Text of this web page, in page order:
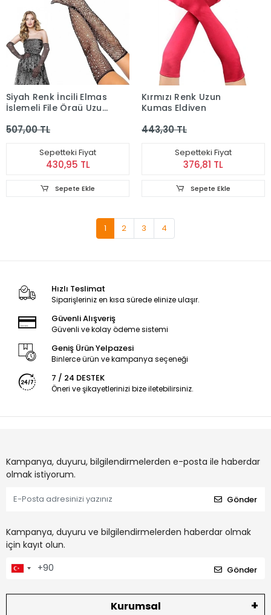
Siyah Renk İncili Elmas
İşlemeli File Örgü Uzun
507,00 TL
Sepetteki Fiyat
430,95 TL
Sepete Ekle
Kırmızı Renk Uzun
Kumaş Eldiven
443,30 TL
Sepetteki Fiyat
376,81 TL
Sepete Ekle
1 2 3 4
Hızlı Teslimat
Siparişleriniz en kısa sürede elinize ulaşır.
Güvenli Alışveriş
Güvenli ve kolay ödeme sistemi
Geniş Ürün Yelpazesi
Binlerce ürün ve kampanya seçeneği
7 / 24 DESTEK
Öneri ve şikayetlerinizi bize iletebilirsiniz.
Kampanya, duyuru, bilgilendirmelerden e-posta ile haberdar
olmak istiyorum.
Gönder
Kampanya, duyuru ve bilgilendirmelerden haberdar olmak
için kayıt olun.
Gönder
Kurumsal